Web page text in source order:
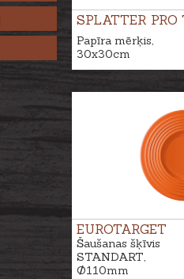
SPLATTER PRO
Papīra mērķis,
30x30cm
EUROTARGET
Šaušanas šķīvis
STANDART,
Ø110mm